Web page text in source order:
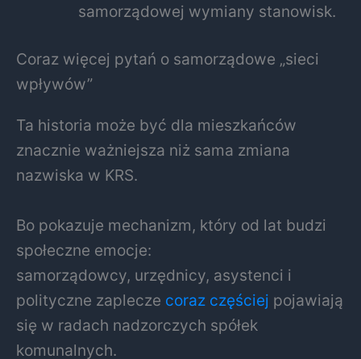
samorządowej wymiany stanowisk.
Coraz więcej pytań o samorządowe „sieci
wpływów”
Ta historia może być dla mieszkańców
znacznie ważniejsza niż sama zmiana
nazwiska w KRS.
Bo pokazuje mechanizm, który od lat budzi
społeczne emocje:
samorządowcy, urzędnicy, asystenci i
polityczne zaplecze coraz częściej pojawiają
się w radach nadzorczych spółek
komunalnych.